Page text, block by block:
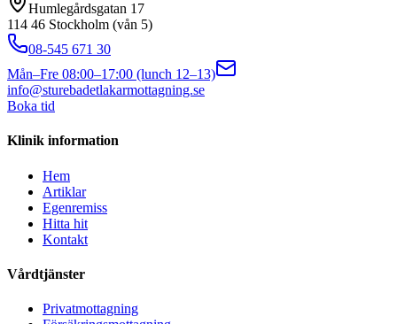
Humlegårdsgatan 17
114 46 Stockholm (vån 5)
08-545 671 30
Mån–Fre 08:00–17:00 (lunch 12–13)
info@sturebadetlakarmottagning.se
Boka tid
Klinik information
Hem
Artiklar
Egenremiss
Hitta hit
Kontakt
Vårdtjänster
Privatmottagning